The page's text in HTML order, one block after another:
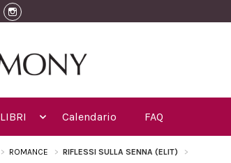
LIBRI Calendario FAQ
ROMANCE RIFLESSI SULLA SENNA (ELIT)